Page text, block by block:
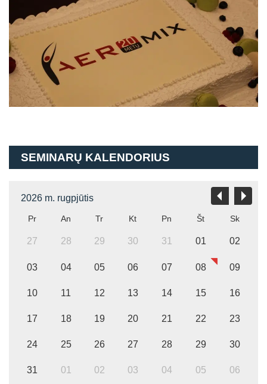
SEMINARŲ KALENDORIUS
2026 m. rugpjūtis
Pr An Tr Kt Pn Št Sk
27 28 29 30 31 01 02
03 04 05 06 07 08 09
10 11 12 13 14 15 16
17 18 19 20 21 22 23
24 25 26 27 28 29 30
31 01 02 03 04 05 06